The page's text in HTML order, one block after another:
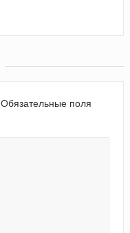
Обязательные поля